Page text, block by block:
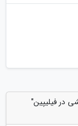
در فیلیپین"